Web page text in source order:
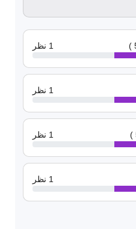
1 نظر
1 نظر
1 نظر
1 نظر